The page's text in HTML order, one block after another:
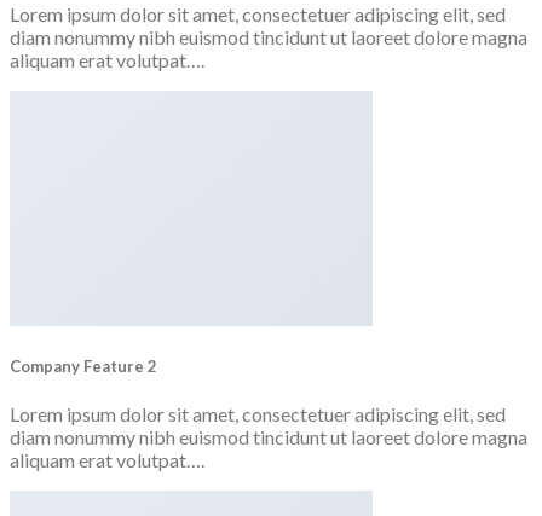
Lorem ipsum dolor sit amet, consectetuer adipiscing elit, sed
diam nonummy nibh euismod tincidunt ut laoreet dolore magna
aliquam erat volutpat….
Company Feature 2
Lorem ipsum dolor sit amet, consectetuer adipiscing elit, sed
diam nonummy nibh euismod tincidunt ut laoreet dolore magna
aliquam erat volutpat….